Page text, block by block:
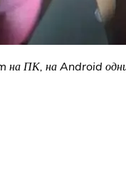
ПК, на Android